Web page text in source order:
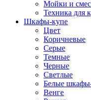
Мойки и
Техника для
Шкафы-купе
Цвет
Коричневые
Серые
Темные
Черные
Светлые
Белые
Венге